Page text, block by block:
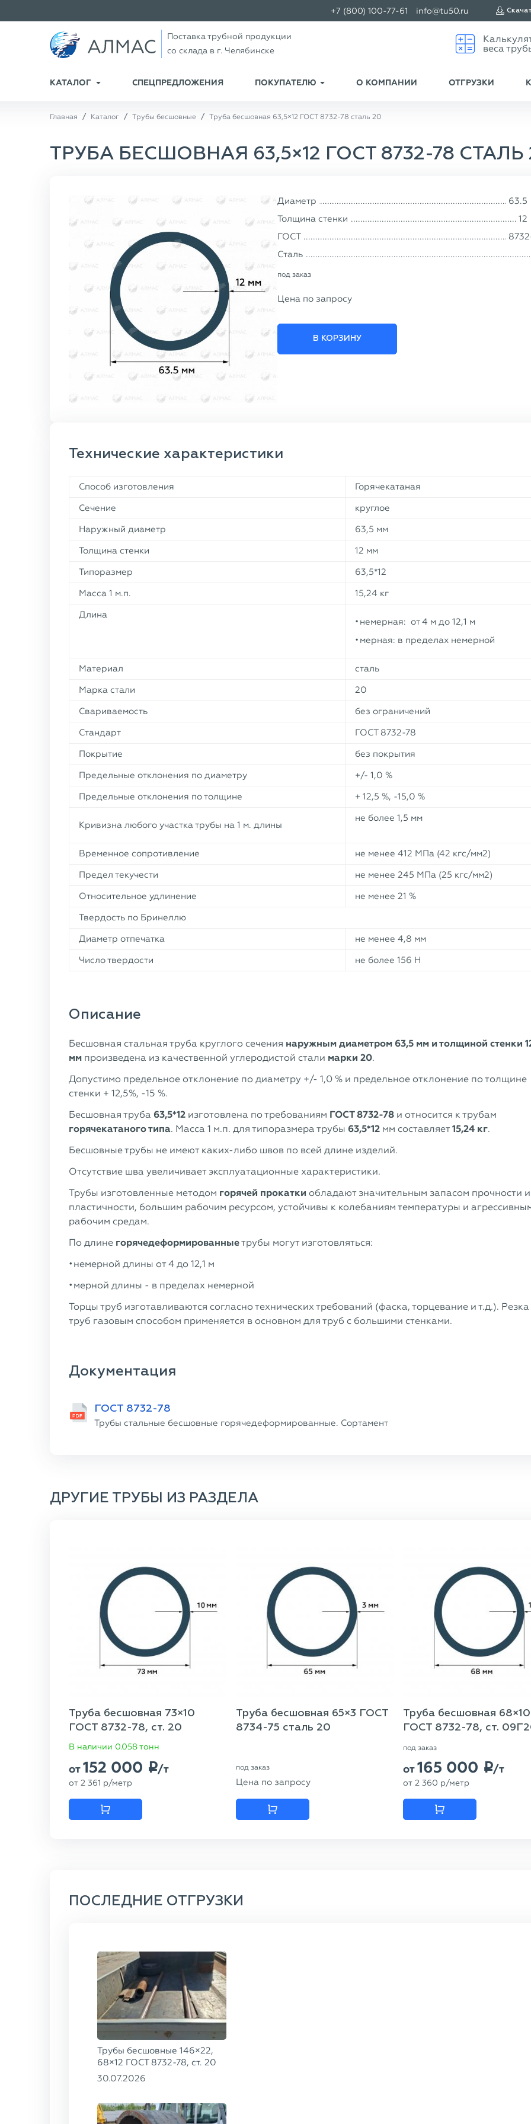
+7 (800) 100-77-61 info@tu50.ru
Поставка трубной продукции
со склада в г. Челябинске
КАТАЛОГ СПЕЦПРЕДЛОЖЕНИЯ ПОКУПАТЕЛЮ О КОМПАНИИ ОТГРУЗКИ
Главная Каталог Трубы бесшовные Труба бесшовная 63,5×12 ГОСТ 8732-78 сталь 20
ТРУБА БЕСШОВНАЯ 63,5×12 ГОСТ 8732-78 СТАЛЬ
Диаметр
63.5
Толщина стенки
12
ГОСТ
Сталь
под заказ
Цена по запросу
В КОРЗИНУ
Технические характеристики
Способ изготовления
Горячекатаная
Сечение
круглое
Наружный диаметр
63,5 мм
Толщина стенки
12 мм
Типоразмер
63,5*12
Масса 1 м.п.
15,24 кг
Длина
немерная: от 4 м до 12,1 м
мерная: в пределах немерной
Материал
сталь
Марка стали
20
Свариваемость
без ограничений
Стандарт
ГОСТ 8732-78
Покрытие
без покрытия
Предельные отклонения по диаметру
+/- 1,0 %
Предельные отклонения по толщине
+ 12,5 %, -15,0 %
Кривизна любого участка трубы на 1 м. длины
не более 1,5 мм
Временное сопротивление
не менее 412 МПа (42 кгс/мм2)
Предел текучести
не менее 245 МПа (25 кгс/мм2)
Относительное удлинение
не менее 21 %
Твердость по Бринеллю
Диаметр отпечатка
не менее 4,8 мм
Число твердости
не более 156 Н
Описание
Бесшовная стальная труба круглого сечения наружным диаметром 63,5 мм и толщиной стенки
мм произведена из качественной углеродистой стали марки 20.
Допустимо предельное отклонение по диаметру +/- 1,0 % и предельное отклонение по толщине
стенки + 12,5%, -15 %.
Бесшовная труба 63,5*12 изготовлена по требованиям ГОСТ 8732-78 и относится к трубам
горячекатаного типа. Масса 1 м.п. для типоразмера трубы 63,5*12 мм составляет15,24 кг.
Бесшовные трубы не имеют каких-либо швов по всей длине изделий.
Отсутствие шва увеличивает эксплуатационные характеристики.
Трубы изготовленные методом горячей прокатки обладают значительным запасом прочности и
пластичности, большим рабочим ресурсом, устойчивы к колебаниям температуры и
рабочим средам.
По длине горячедеформированныетрубы могут изготовляться:
немерной длины от 4 до 12,1 м
мерной длины - в пределах немерной
Торцы труб изготавливаются согласно технических требований (фаска, торцевание и т.д.). Резка
труб газовым способом применяется в основном для труб с большими стенками.
Документация
ГОСТ 8732-78
Трубы стальные бесшовные горячедеформированные. Сортамент
ДРУГИЕ ТРУБЫ ИЗ РАЗДЕЛА
Труба бесшовная 73×10
ГОСТ 8732-78, ст. 20
В наличии 0.058 тонн
от152 000 p/т
от 2 361 p/метр
Труба бесшовная 65×3 ГОСТ
8734-75 сталь 20
под заказ
Цена по запросу
Труба бесшовная 68×10
ГОСТ 8732-78, ст.
под заказ
от165 000 p/т
от 2 360 p/метр
ПОСЛЕДНИЕ ОТГРУЗКИ
Трубы бесшовные 146×22,
68×12 ГОСТ 8732-78, ст. 20
30.07.2026